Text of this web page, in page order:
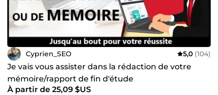
Cyprien_SEO 5,0 (104)
Je vais vous assister dans la rédaction de votre
mémoire/rapport de fin d'étude
À partir de 25,09 $US